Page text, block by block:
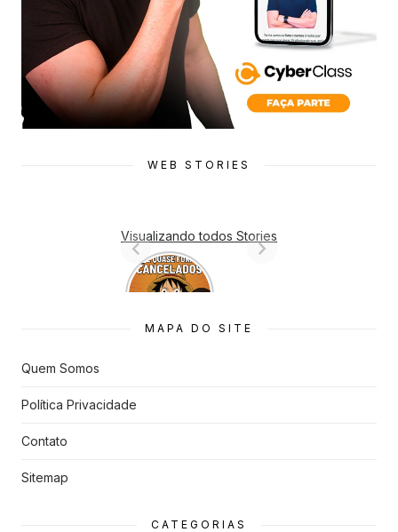
WEB STORIES
Visualizando todos Stories
7 Animes
que quase
s
MAPA DO SITE
Quem Somos
Política Privacidade
Contato
Sitemap
CATEGORIAS